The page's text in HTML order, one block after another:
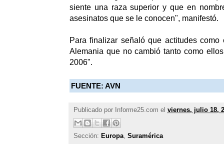
siente una raza superior y que en
asesinatos que se le conocen", manifestó.
Para finalizar señaló que actitudes
Alemania que no cambió tanto como
2006".
FUENTE: AVN
Publicado por Informe25.com el viernes, julio 18,
Sección: Europa, Suramérica